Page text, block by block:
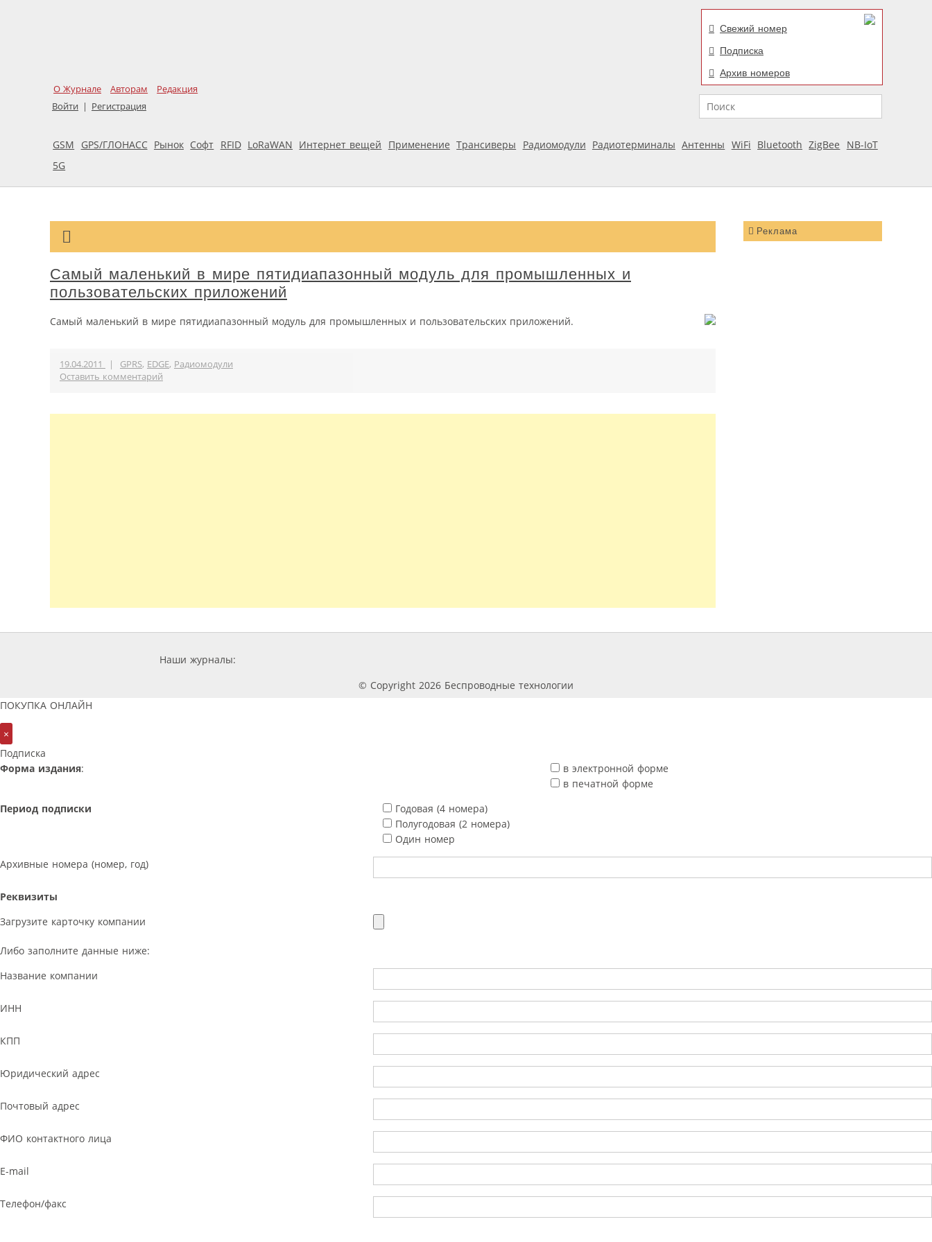
О Журнале Авторам
Редакция
Войти | Регистрация
Свежий номер
Подписка
Архив номеров
Поиск
GSM GPS/ГЛОНАСС Рынок Софт RFID LoRaWAN Интернет вещей Применение Трансиверы Радиомодули Радиотерминалы Антенны WiFi Bluetooth ZigBee
NB-IoT
5G
Реклама
Самый маленький в мире пятидиапазонный модуль для промышленных и
пользовательских приложений
Самый маленький в мире пятидиапазонный модуль для промышленных и пользовательских приложений.
19.04.2011 | GPRS, EDGE, Радиомодули
Оставить комментарий
Наши журналы:
© Copyright 2026 Беспроводные технологии
ПОКУПКА ОНЛАЙН
×
Подписка
Форма издания:
в электронной форме
в печатной форме
Период подписки
Годовая (4 номера)
Полугодовая (2 номера)
Один номер
Архивные номера (номер, год)
Реквизиты
Загрузите карточку компании
Либо заполните данные ниже:
Название компании
ИНН
КПП
Юридический адрес
Почтовый адрес
ФИО контактного лица
E-mail
Телефон/факс